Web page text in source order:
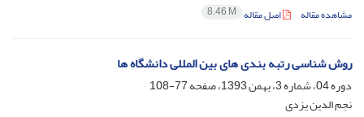
مشاهده مقاله اصل مقاله 8.46 M
روش شناسی رتبه بندی های بین المللی دانشگاه ها
دوره 04، شماره 3، بهمن 1393، صفحه
77-108
نجم الدین یزدی